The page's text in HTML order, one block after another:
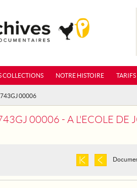
COLLECTIONS NOTRE HISTOIRE
00006
00006 - A L'ECOLE DE JOINVILLE LE PONT. M. RENE